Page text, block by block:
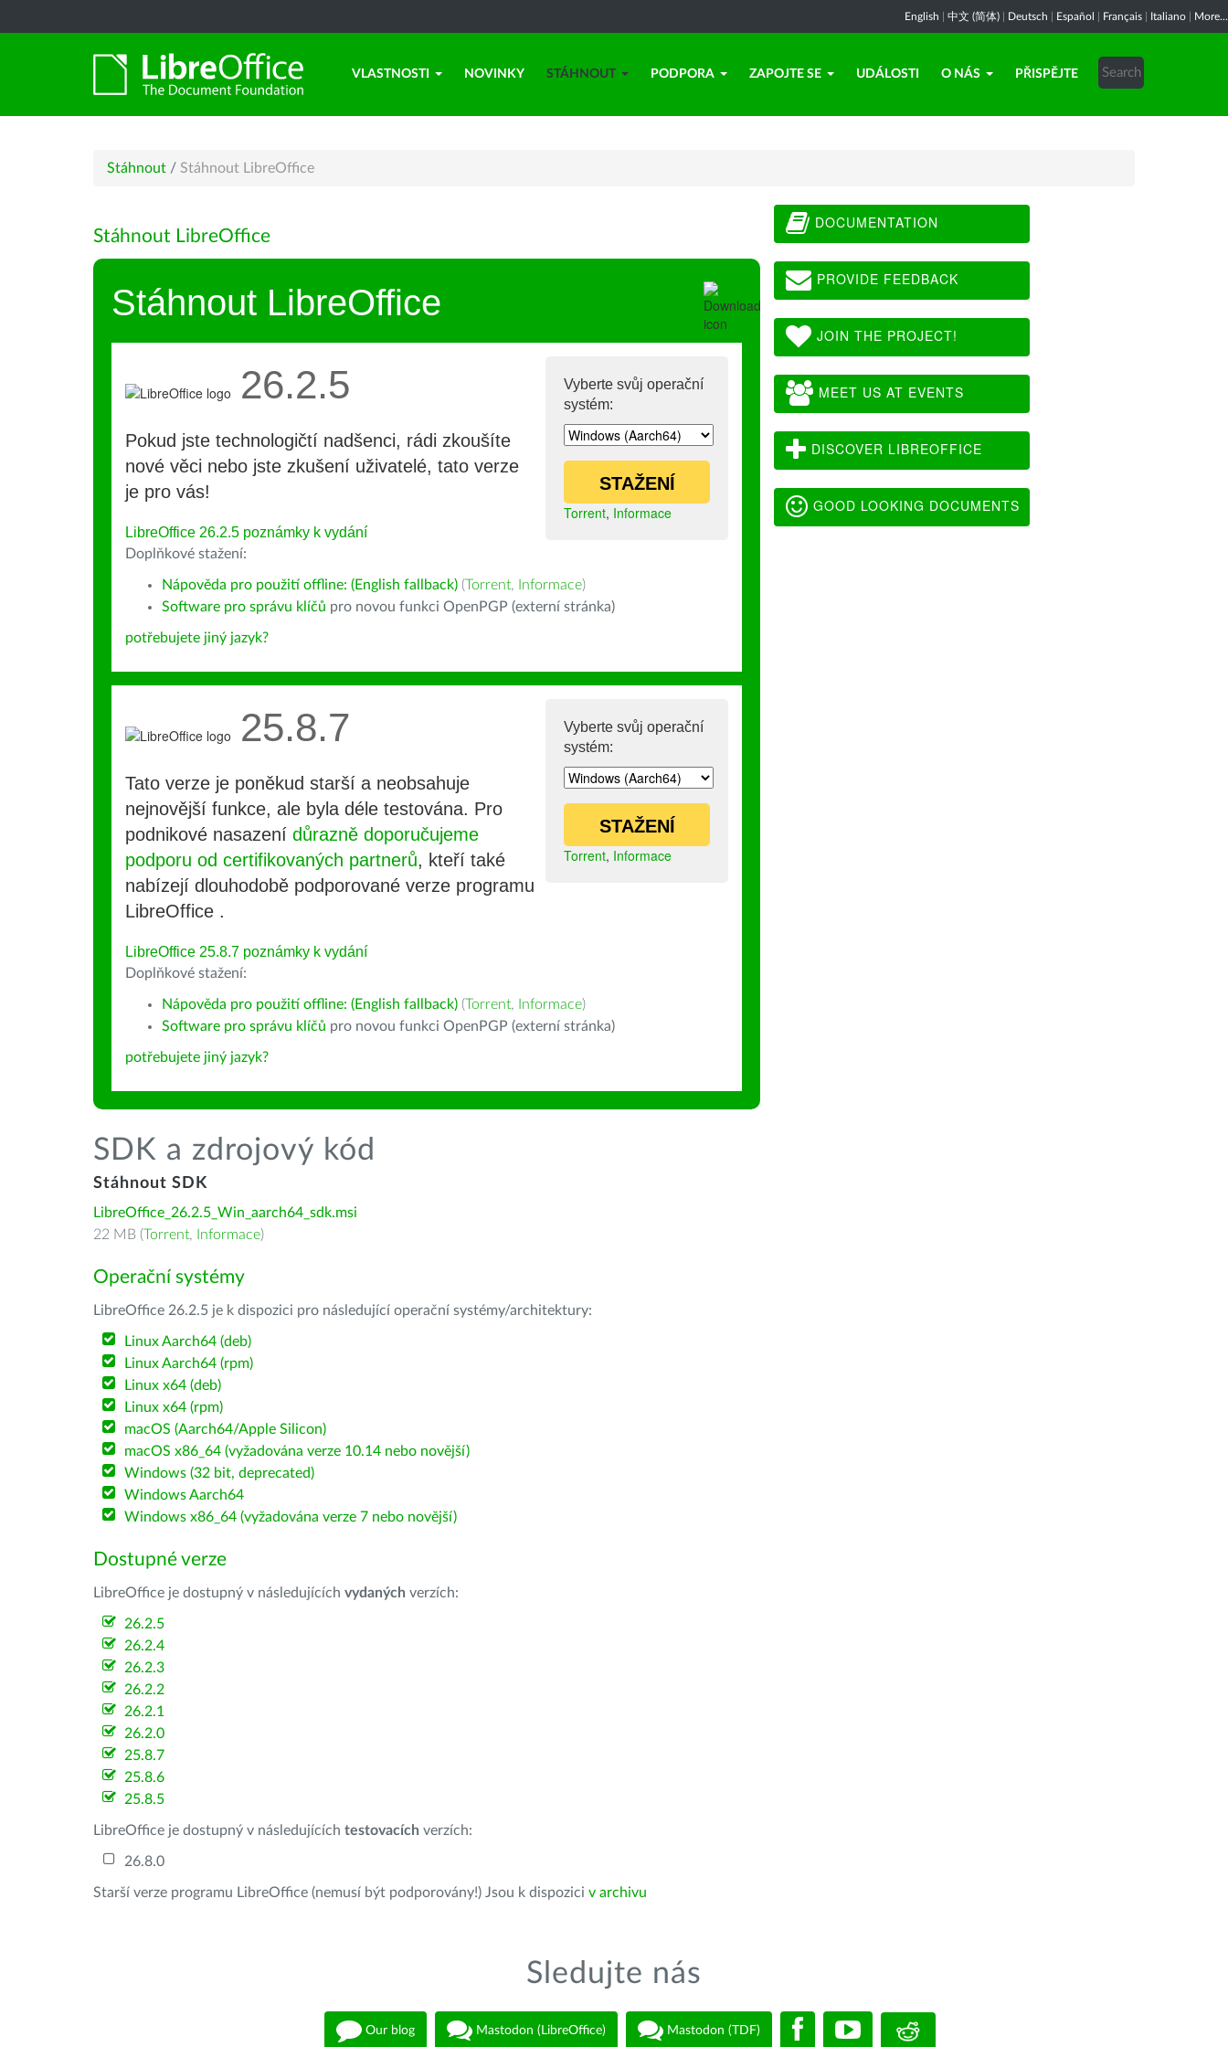
English 中文 (简体) Deutsch Español Français Italiano More...
VLASTNOSTI NOVINKY STÁHNOUT PODPORA ZAPOJTE SE UDÁLOSTI O NÁS PŘISPĚJTE
Stáhnout / Stáhnout LibreOffice
Stáhnout LibreOffice
Stáhnout LibreOffice
Vyberte svůj operační
systém:
STAŽENÍ
Torrent, Informace
26.2.5
Pokud jste technologičtí nadšenci, rádi zkoušíte
nové věci nebo jste zkušení uživatelé, tato verze
je pro vás!
LibreOffice 26.2.5 poznámky k vydání
Doplňkové stažení:
Nápověda pro použití offline: (English fallback) (Torrent, Informace)
Software pro správu klíčů pro novou funkci OpenPGP (externí stránka)
potřebujete jiný jazyk?
Vyberte svůj operační
systém:
STAŽENÍ
Torrent, Informace
25.8.7
Tato verze je poněkud starší a neobsahuje
nejnovější funkce, ale byla déle testována. Pro
podnikové nasazení důrazně doporučujeme
podporu od certifikovaných partnerů, kteří také
nabízejí dlouhodobě podporované verze programu
LibreOffice .
LibreOffice 25.8.7 poznámky k vydání
Doplňkové stažení:
Nápověda pro použití offline: (English fallback) (Torrent, Informace)
Software pro správu klíčů pro novou funkci OpenPGP (externí stránka)
potřebujete jiný jazyk?
SDK a zdrojový kód
Stáhnout SDK
LibreOffice_26.2.5_Win_aarch64_sdk.msi
22 MB (Torrent, Informace)
Operační systémy
LibreOffice 26.2.5 je k dispozici pro následující operační systémy/architektury:
Linux Aarch64 (deb)
Linux Aarch64 (rpm)
Linux x64 (deb)
Linux x64 (rpm)
macOS (Aarch64/Apple Silicon)
macOS x86_64 (vyžadována verze 10.14 nebo novější)
Windows (32 bit, deprecated)
Windows Aarch64
Windows x86_64 (vyžadována verze 7 nebo novější)
Dostupné verze
LibreOffice je dostupný v následujících vydaných verzích:
26.2.5
26.2.4
26.2.3
26.2.2
26.2.1
26.2.0
25.8.7
25.8.6
25.8.5
LibreOffice je dostupný v následujících testovacích verzích:
26.8.0
Starší verze programu LibreOffice (nemusí být podporovány!) Jsou k dispozici v archivu
DOCUMENTATION
PROVIDE FEEDBACK
JOIN THE PROJECT!
MEET US AT EVENTS
DISCOVER LIBREOFFICE
GOOD LOOKING DOCUMENTS
Sledujte nás
Our blog Mastodon (LibreOffice) Mastodon (TDF)